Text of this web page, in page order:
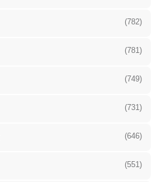
(782)
(781)
(749)
(731)
(646)
(551)